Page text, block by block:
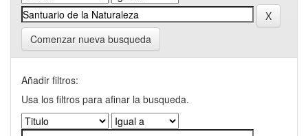
Comenzar nueva busqueda
Añadir filtros:
Usa los filtros para afinar la busqueda.